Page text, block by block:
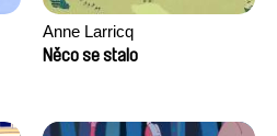
Anne Larricq
Něco se stalo